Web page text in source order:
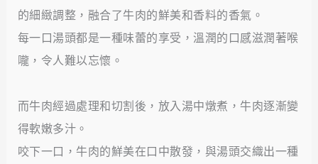
的細緻調整，融合了牛肉的鮮美和香料的香氣。
每一口湯頭都是一種味蕾的享受，溫潤的口感滋潤著喉
嚨，令人難以忘懷。
而牛肉經過處理和切割後，放入湯中燉煮，牛肉逐漸變
得軟嫩多汁。
咬下一口，牛肉的鮮美在口中散發，與湯頭交織出一種